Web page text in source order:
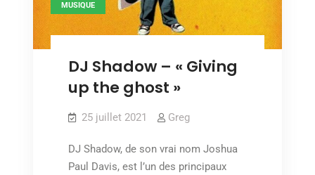
MUSIQUE
DJ Shadow – « Giving
up the ghost »
25 juillet 2021 Greg
DJ Shadow, de son vrai nom Joshua
Paul Davis, est l’un des principaux